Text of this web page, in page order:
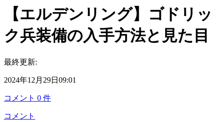
【エルデンリング】ゴドリッ
ク兵装備の入手方法と見た目
最終更新:
2024年12月29日09:01
コメント 0 件
コメント